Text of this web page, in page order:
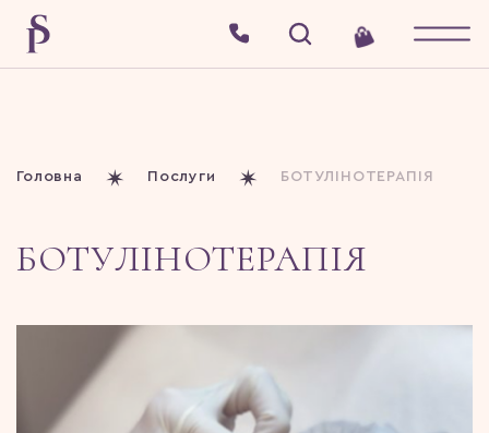
Головна Послуги БОТУЛІНОТЕРАПІЯ
БОТУЛІНОТЕРАПІЯ